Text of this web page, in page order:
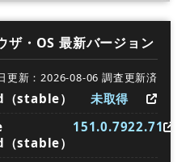
ザ・OS 最新バージョン
更新：2026-08-06 調査更新済
stable）
未取得
stable）
151.0.7922.71